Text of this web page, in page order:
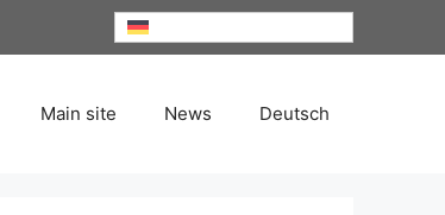
Main site News Deutsch